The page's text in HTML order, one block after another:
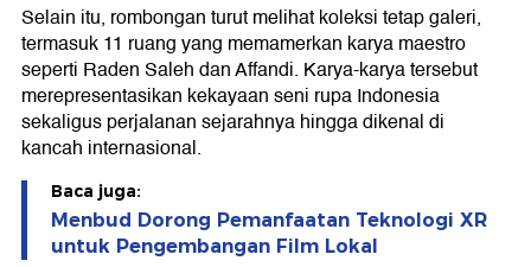
Selain itu, rombongan turut melihat koleksi tetap galeri,
termasuk 11 ruang yang memamerkan karya maestro
seperti Raden Saleh dan Affandi. Karya-karya tersebut
merepresentasikan kekayaan seni rupa Indonesia
sekaligus perjalanan sejarahnya hingga dikenal di
kancah internasional.
Baca juga:
Menbud Dorong Pemanfaatan Teknologi XR
untuk Pengembangan Film Lokal